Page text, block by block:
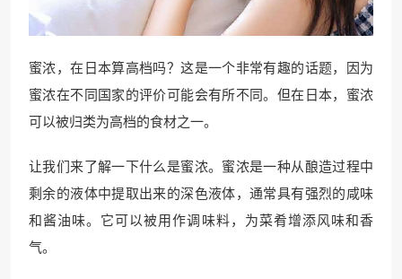
蜜浓，在日本算高档吗？这是一个非常有趣的话题，因为
蜜浓在不同国家的评价可能会有所不同。但在日本，蜜浓
可以被归类为高档的食材之一。
让我们来了解一下什么是蜜浓。蜜浓是一种从酿造过程中
剩余的液体中提取出来的深色液体，通常具有强烈的咸味
和酱油味。它可以被用作调味料，为菜肴增添风味和香
气。